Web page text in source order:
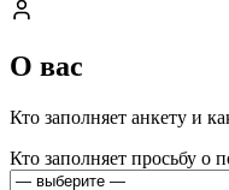
О вас
Кто заполняет анкету и
Кто заполняет просьбу о